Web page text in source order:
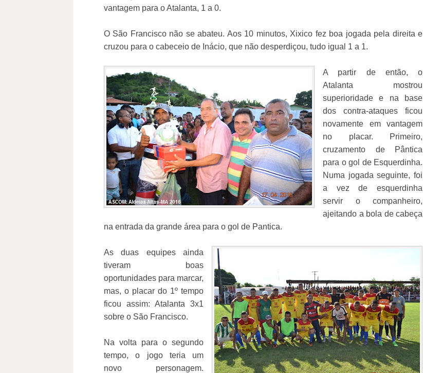
vantagem para o Atalanta, 1 a 0.
O São Francisco não se abateu. Aos 10 minutos, Xixico fez boa jogada pela direita e
cruzou para o cabeceio de Inácio, que não desperdiçou, tudo igual 1 a 1.
A partir de então, o
Atalanta mostrou
superioridade e na base
dos contra-ataques ficou
novamente em vantagem
no placar. Primeiro,
cruzamento de Pântica
para o gol de Esquerdinha.
Numa jogada seguinte, foi
a vez de esquerdinha
servir o companheiro,
ajeitando a bola de cabeça
na entrada da grande área para o gol de Pantica.
As duas equipes ainda
tiveram boas
oportunidades para marcar,
mas, o placar do 1º tempo
ficou assim: Atalanta 3x1
sobre o São Francisco.
Na volta para o segundo
tempo, o jogo teria um
novo personagem.